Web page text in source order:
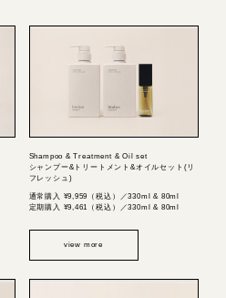
Shampoo & Treatment & Oil set
シャンプー&トリートメント&オイルセット(リ
フレッシュ)
通常購入 ¥9,959（税込）／330ml & 80ml
定期購入 ¥9,461（税込）／330ml & 80ml
view more